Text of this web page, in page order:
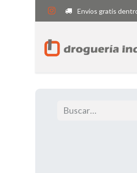
Envíos gratis